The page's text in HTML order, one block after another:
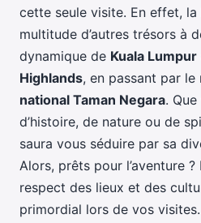
cette seule visite. En effet,
multitude d’autres trésors à
dynamique de Kuala Lumpur
Highlands, en passant par le
national Taman Negara.
d’histoire, de nature ou de
saura vous séduire par sa
Alors, prêts pour l’aventure ?
respect des lieux et des
primordial lors de vos